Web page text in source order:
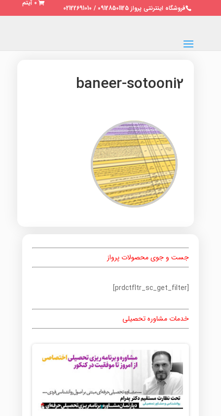
فروشگاه اینترنتی پرواز 09128501125 / 02122691010
0 آیتم
baneer-sotooni2
جست و جوی محصولات پرواز
[prdctfltr_sc_get_filter]
خدمات مشاوره تحصیلی